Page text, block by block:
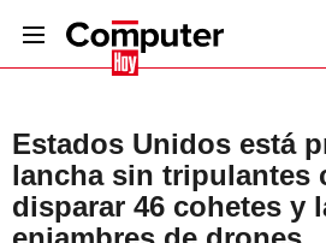
Estados Unidos está
lancha sin tripulantes
disparar 46 cohetes y